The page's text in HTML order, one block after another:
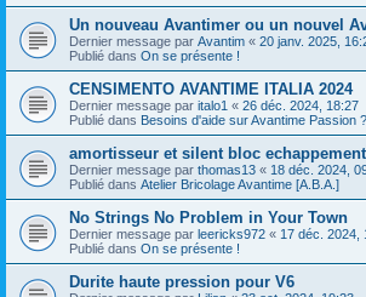
Un nouveau Avantimer ou un nouvel
Dernier message par Avantim « 20 janv. 2025,
Publié dans On se présente !
CENSIMENTO AVANTIME ITALIA 2024
Dernier message par italo1 « 26 déc. 2024, 18:27
Publié dans Besoins d'aide sur Avantime Passion ?
amortisseur et silent bloc echappement
Dernier message par thomas13 « 18 déc. 2024,
Publié dans Atelier Bricolage Avantime [A.B.A.]
No Strings No Problem in Your Town
Dernier message par leericks972 « 17 déc. 2024,
Publié dans On se présente !
Durite haute pression pour V6